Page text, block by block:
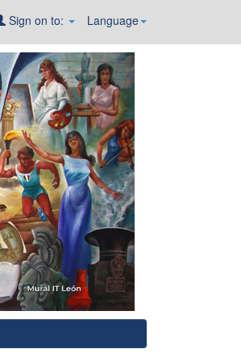
Language
Sign on to: